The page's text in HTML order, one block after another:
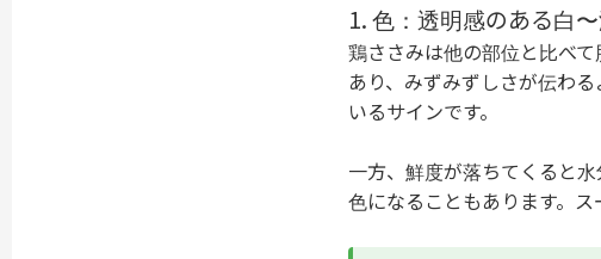
1. 色：透明感のある白
鶏ささみは他の部位と比べ
あり、みずみずしさが伝わ
いるサインです。
一方、鮮度が落ちてくると
色になることもあります。